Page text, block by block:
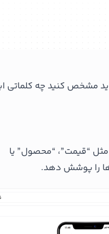
مشخص کنید چه کلماتی
مثل “قیمت”، “محصول” یا
را پوشش دهد.